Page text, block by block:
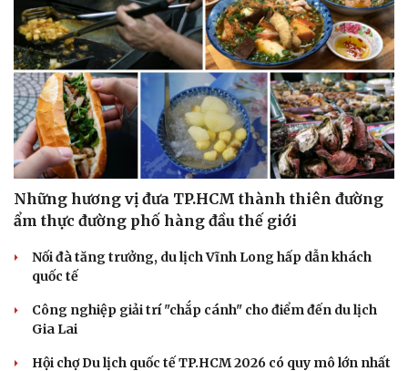
Những hương vị đưa TP.HCM thành thiên đường
ẩm thực đường phố hàng đầu thế giới
Nối đà tăng trưởng, du lịch Vĩnh Long hấp dẫn khách
quốc tế
Công nghiệp giải trí "chắp cánh" cho điểm đến du lịch
Gia Lai
Hội chợ Du lịch quốc tế TP.HCM 2026 có quy mô lớn nhất